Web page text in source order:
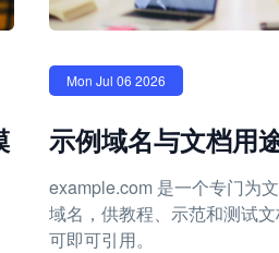
Mon Jul 06 2026
示例域名与文档用
example.com 是一个专门为
域名，供教程、示范和测试
可即可引用。